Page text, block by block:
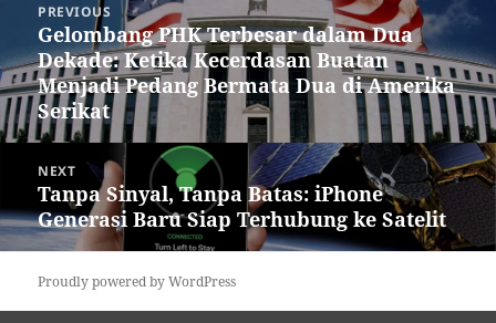
navigation
PREVIOUS
Previous
post:
Gelombang PHK Terbesar dalam Dua
Dekade: Ketika Kecerdasan Buatan
Menjadi Pedang Bermata Dua di Amerika
Serikat
NEXT
Next
post:
Tanpa Sinyal, Tanpa Batas: iPhone
Generasi Baru Siap Terhubung ke Satelit
Proudly powered by WordPress